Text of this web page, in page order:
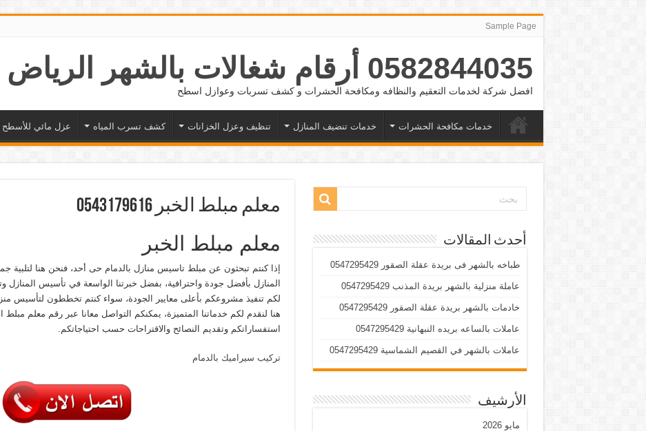
Sample Page
0582844035 أرقام شغالات بالشهر الرياض والدمام وجده
افضل شركة لخدمات التعقيم والنظافه ومكافحة الحشرات و كشف تسربات وعوازل اسطح
خدمات مكافحة الحشرات خدمات تنضيف المنازل تنظيف وعزل الخزانات كشف تسرب المياه عزل مائي للأسطح
معلم مبلط الخبر 0543179616
معلم مبلط الخبر
إذا كنتم تبحثون عن مبلط تاسيس منازل بالدمام حى أحد، فنحن هنا لتلبية
المنازل بأفضل جودة واحترافية، بفضل خبرتنا الواسعة في تأسيس المنازل
لكم تنفيذ مشروعكم بأعلى معايير الجودة، سواء كنتم تخططون لتأسيس
هنا لنقدم لكم خدماتنا المتميزة، يمكنكم التواصل معانا عبر رقم معلم مبلط
استفساراتكم وتقديم النصائح والاقتراحات حسب احتياجاتكم.
تركيب سيراميك بالدمام
أحدث المقالات
طباخه بالشهر فى بريدة عقلة الصقور 0547295429
عاملة منزلية بالشهر بريدة المذنب 0547295429
خادمات بالشهر بريدة عقلة الصقور 0547295429
عاملات بالساعه بريده النبهانية 0547295429
عاملات بالشهر في القصيم الشماسية 0547295429
الأرشيف
مايو 2026